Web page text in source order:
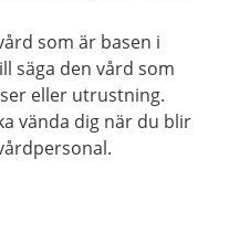
som är basen i
säga den vård som
eller utrustning.
vända dig när du blir